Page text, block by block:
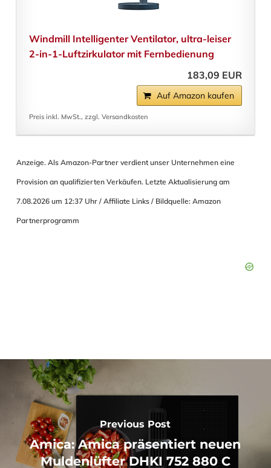
Windmill Intelligenter Ventilator, ultra-leiser
2-in-1-Luftzirkulator mit Fernbedienung
183,09 EUR
Auf Amazon kaufen
Preis inkl. MwSt., zzgl. Versandkosten
Anzeige. Als Amazon-Partner verdient unser Unternehmen eine
Provision an qualifizierten Verkäufen. Letzte Aktualisierung am
7.08.2026 um 12:37 Uhr / Affiliate Links / Bildquelle: Amazon
Partnerprogramm
Previous Post
Amica: Amica präsentiert neuen
Muldenlüfter DHKI 752 880 C